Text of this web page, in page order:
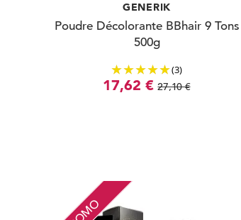
GENERIK
Poudre Décolorante BBhair 9 Tons
500g
(3)
17,62 € 27,10 €